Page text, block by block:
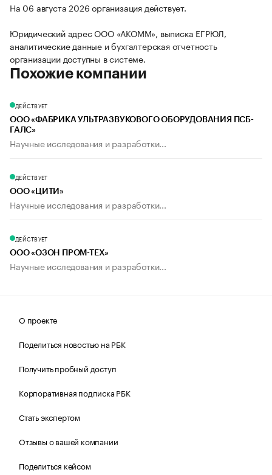
На 06 августа 2026 организация действует.
Юридический адрес ООО «АКОММ», выписка ЕГРЮЛ,
аналитические данные и бухгалтерская отчетность
организации доступны в системе.
Похожие компании
ДЕЙСТВУЕТ
ООО «ФАБРИКА УЛЬТРАЗВУКОВОГО ОБОРУДОВАНИЯ ПСБ-
ГАЛС»
Научные исследования и разработки...
ДЕЙСТВУЕТ
ООО «ЦИТИ»
Научные исследования и разработки...
ДЕЙСТВУЕТ
ООО «ОЗОН ПРОМ-ТЕХ»
Научные исследования и разработки...
О проекте
Поделиться новостью на РБК
Получить пробный доступ
Корпоративная подписка РБК
Стать экспертом
Отзывы о вашей компании
Поделиться кейсом